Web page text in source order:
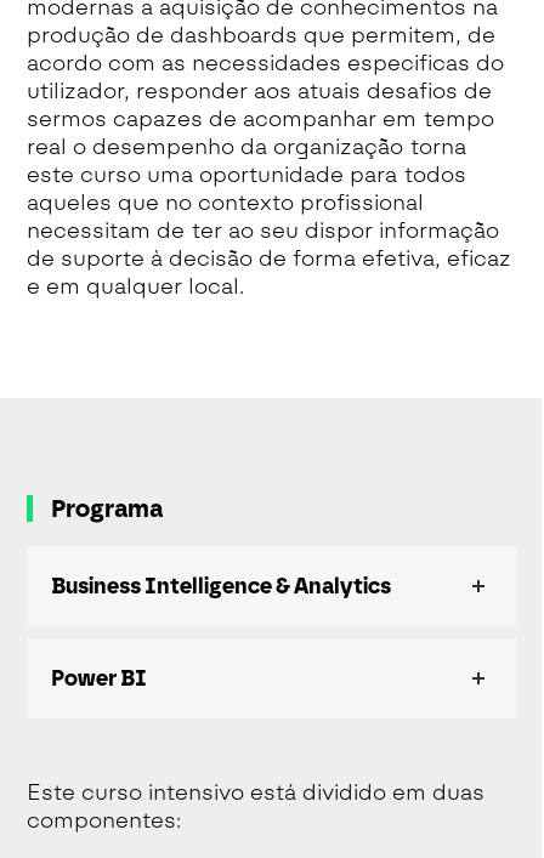
modernas a aquisição de conhecimentos na
produção de dashboards que permitem, de
acordo com as necessidades especificas do
utilizador, responder aos atuais desafios de
sermos capazes de acompanhar em tempo
real o desempenho da organização torna
este curso uma oportunidade para todos
aqueles que no contexto profissional
necessitam de ter ao seu dispor informação
de suporte à decisão de forma efetiva, eficaz
e em qualquer local.
Programa
Business Intelligence & Analytics
Power BI
Este curso intensivo está dividido em duas
componentes: